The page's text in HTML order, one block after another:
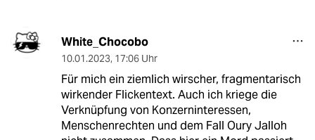
White_Chocobo
10.01.2023, 17:06 Uhr
Für mich ein ziemlich wirscher, fragmentarisch
wirkender Flickentext. Auch ich kriege die
Verknüpfung von Konzerninteressen,
Menschenrechten und dem Fall Oury Jalloh